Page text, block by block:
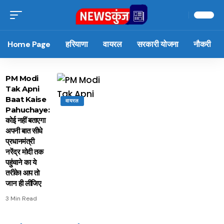
Home Page हरियाणा वायरल सरकारी योजना नौकरी
वायरल
PM Modi
Tak Apni
Baat Kaise
Pahuchaye:
कोई नहीं बताएगा
अपनी बात सीधे
प्रधानमंत्री
नरेंद्र मोदी तक
पहुंचाने का ये
तरीके! आप तो
जान ही लीजिए
3 Min Read
15 नवंबर से लागू होंगे